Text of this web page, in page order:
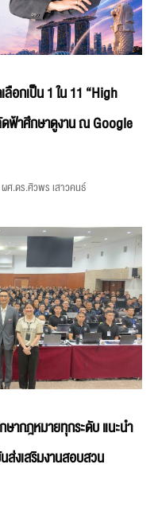
ลือกเป็น 1 ใน 11 “High
ฟ้าศึกษาดูงาน ณ Google
ศ.ดร.ศิวพร เสาวคนธ์
ากฎหมายทุกระดับ แนะนำ
งเสริมงานสอบสวน